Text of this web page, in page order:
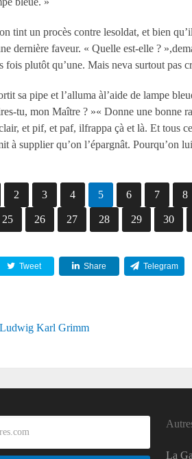
tint un procès contre lesoldat, et bien
dernière faveur. « Quelle est-elle ?
fois plutôt qu’une. Mais neva surtout pas
sa pipe et l’alluma àl’aide de lampe
tu, mon Maître ? »« Donne une bonne
et pif, et paf, ilfrappa çà et là. Et tous
à supplier qu’on l’épargnât. Pourqu’on
2 3 4 5 6 7 8
25 26 27 28 29 30
Tweet Share Telegram
Karl Grimm
La